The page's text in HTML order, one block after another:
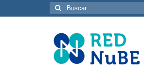
Buscar
por: